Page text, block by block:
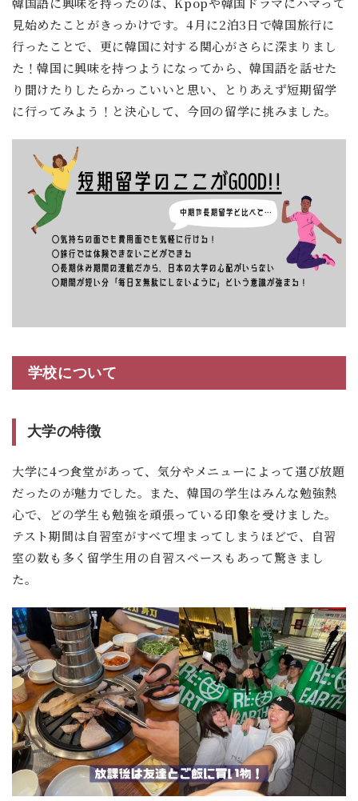
見始めたことがきっかけです。4月に2泊3日で韓国旅行に
行ったことで、更に韓国に対する関心がさらに深まりまし
た！韓国に興味を持つようになってから、韓国語を話せた
り聞けたりしたらかっこいいと思い、とりあえず短期留学
に行ってみよう！と決心して、今回の留学に挑みました。
学校について
大学の特徴
大学に4つ食堂があって、気分やメニューによって選び放題
だったのが魅力でした。また、韓国の学生はみんな勉強熱
心で、どの学生も勉強を頑張っている印象を受けました。
テスト期間は自習室がすべて埋まってしまうほどで、自習
室の数も多く留学生用の自習スペースもあって驚きまし
た。